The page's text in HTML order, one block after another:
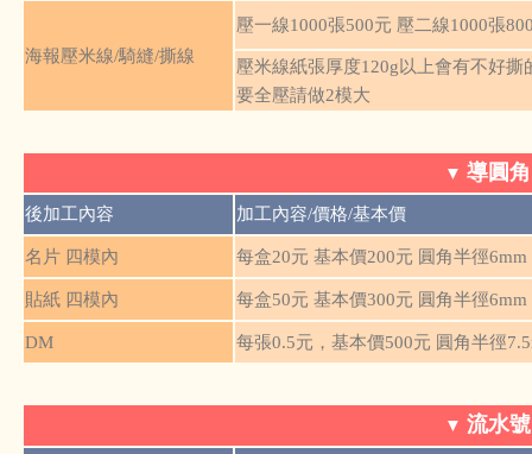
海報壓米線/騎縫/撕線
壓一線1000張500元 壓二線1000張
壓米線紙張厚度120g以上會有不好
要全壓請做2模大
▼ 導圓
後加工內容 加工內容/價格/基本價
名片 四模內 每盒20元 基本價200元 圓角半徑6mm
貼紙 四模內 每盒50元 基本價300元 圓角半徑
DM 每張0.5元，基本價500元 圓角半徑
▼ 流水